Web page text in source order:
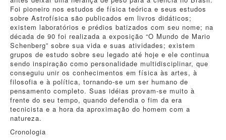
Foi pioneiro nos estudos de física teórica e seus estudos
sobre Astrofísica são publicados em livros didáticos;
existem laboratórios e prédios batizados com seu nome; na
década de 90 foi realizada a exposição “O Mundo de Mario
Schenberg” sobre sua vida e suas atividades; existem
grupos de estudo sobre seu legado até hoje e ele continua
sendo inspiração como personalidade multidisciplinar, que
conseguiu unir os conhecimentos em física às artes, à
filosofia e à política, tornando-se um ser humano de
pensamento completo. Suas idéias provam-se muito à
frente do seu tempo, quando defendia o fim da era
tecnicista e a hora da aproximação do homem com a
natureza.
Cronologia